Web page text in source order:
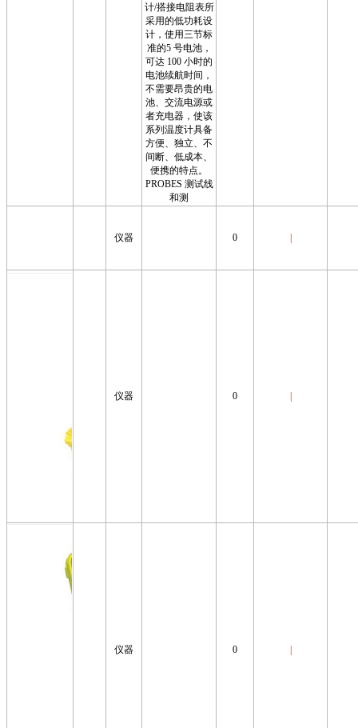
计/搭接电阻表所
采用的低功耗设
计，使用三节标
准的5 号电池，
可达 100 小时的
电池续航时间，
不需要昂贵的电
池、交流电源或
者充电器，使该
系列温度计具备
方便、独立、不
间断、低成本、
便携的特点。
PROBES 测试线
和测
仪器 0 |
仪器 0 |
仪器 0 |